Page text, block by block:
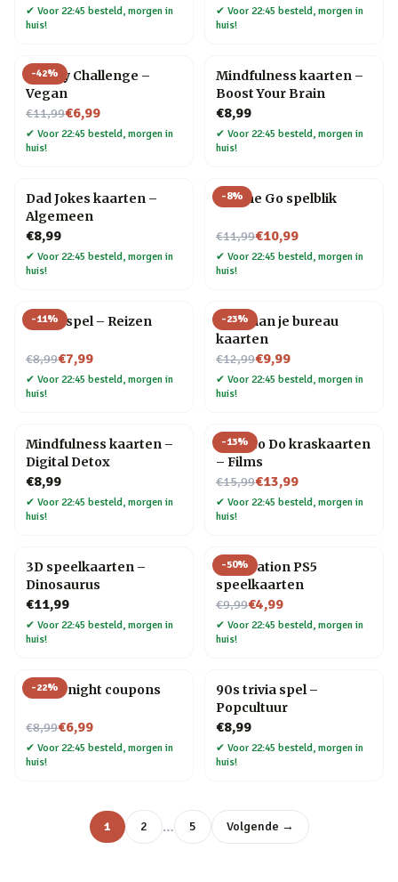
✔ Voor 22:45 besteld, morgen in
huis!
✔ Voor 22:45 besteld, morgen in
huis!
-42%
30 Day Challenge –
Vegan
€11,99
Nu voor€6,99
✔ Voor 22:45 besteld, morgen in
huis!
Mindfulness kaarten –
Boost Your Brain
€8,99
✔ Voor 22:45 besteld, morgen in
huis!
Dad Jokes kaarten –
Algemeen
€8,99
✔ Voor 22:45 besteld, morgen in
huis!
-8%
On The Go spelblik
€11,99
Nu voor€10,99
✔ Voor 22:45 besteld, morgen in
huis!
-11%
Trivia spel – Reizen
€8,99
Nu voor€7,99
✔ Voor 22:45 besteld, morgen in
huis!
-23%
Yoga aan je bureau
kaarten
€12,99
Nu voor€9,99
✔ Voor 22:45 besteld, morgen in
huis!
Mindfulness kaarten –
Digital Detox
€8,99
✔ Voor 22:45 besteld, morgen in
huis!
-13%
What to Do kraskaarten
– Films
€15,99
Nu voor€13,99
✔ Voor 22:45 besteld, morgen in
huis!
3D speelkaarten –
Dinosaurus
€11,99
✔ Voor 22:45 besteld, morgen in
huis!
-50%
PlayStation PS5
speelkaarten
€9,99
Nu voor€4,99
✔ Voor 22:45 besteld, morgen in
huis!
-22%
Movie night coupons
€8,99
Nu voor€6,99
✔ Voor 22:45 besteld, morgen in
huis!
90s trivia spel –
Popcultuur
€8,99
✔ Voor 22:45 besteld, morgen in
huis!
1 2 … 5 Volgende →